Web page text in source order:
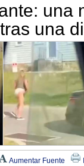
una
una
Aumentar Fuente